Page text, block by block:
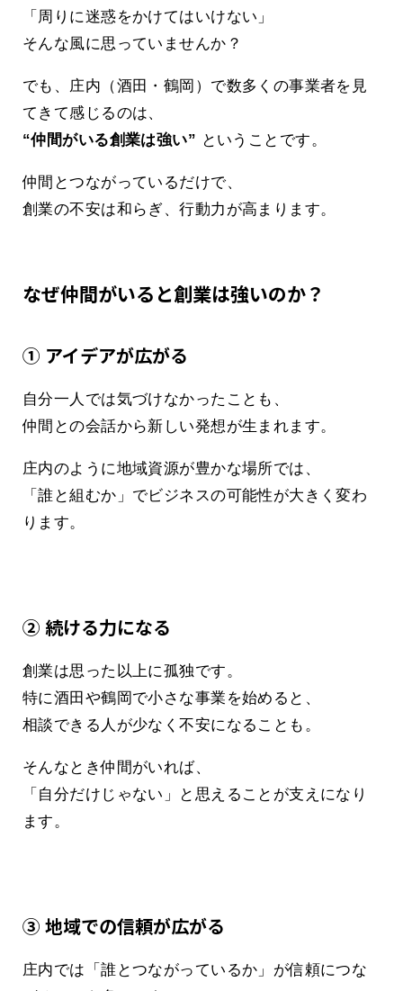
「周りに迷惑をかけてはいけない」
そんな風に思っていませんか？
でも、庄内（酒田・鶴岡）で数多くの事業者を見
てきて感じるのは、
“仲間がいる創業は強い” ということです。
仲間とつながっているだけで、
創業の不安は和らぎ、行動力が高まります。
なぜ仲間がいると創業は強いのか？
① アイデアが広がる
自分一人では気づけなかったことも、
仲間との会話から新しい発想が生まれます。
庄内のように地域資源が豊かな場所では、
「誰と組むか」でビジネスの可能性が大きく変わ
ります。
② 続ける力になる
創業は思った以上に孤独です。
特に酒田や鶴岡で小さな事業を始めると、
相談できる人が少なく不安になることも。
そんなとき仲間がいれば、
「自分だけじゃない」と思えることが支えになり
ます。
③ 地域での信頼が広がる
庄内では「誰とつながっているか」が信頼につな